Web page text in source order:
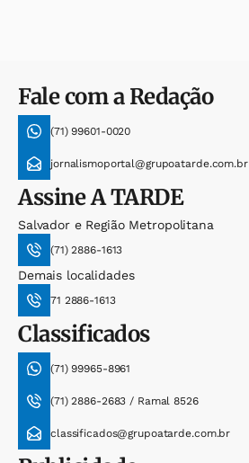
Fale com a Redação
(71) 99601-0020
jornalismoportal@grupoatarde.com.br
AssineA TARDE
Salvador e Região Metropolitana
(71) 2886-1613
Demais localidades
71 2886-1613
Classificados
(71) 99965-8961
(71) 2886-2683 / Ramal 8526
classificados@grupoatarde.com.br